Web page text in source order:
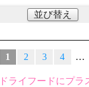
並び替え
1 2 3 4 …
ドライフードにプ